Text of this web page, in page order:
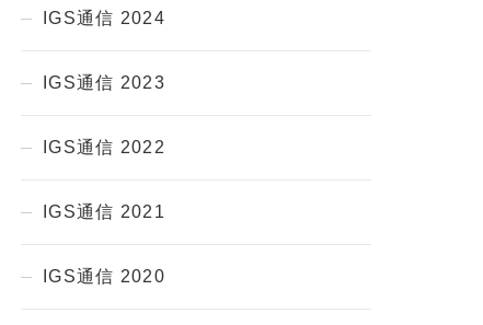
IGS通信 2024
IGS通信 2023
IGS通信 2022
IGS通信 2021
IGS通信 2020